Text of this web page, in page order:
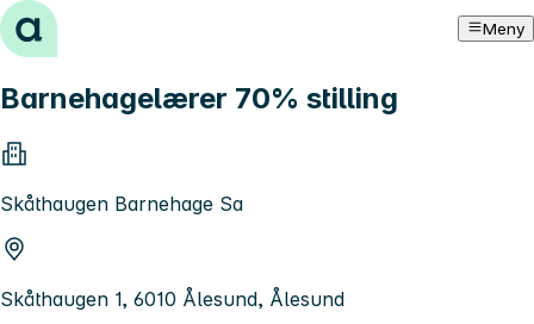
Hopp til innhold Meny
Barnehagelærer 70% stilling
Skåthaugen Barnehage Sa
Skåthaugen 1, 6010 Ålesund, Ålesund